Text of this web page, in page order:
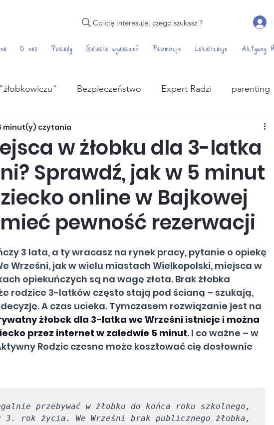
Co cię interesuje, czego szukasz ?
O nas Porady Galaria wydarzeń Promocje Lokalizacje Aktywny
Bezpieczeństwo Expert Radzi parenting
w żłobku dla 3-latka
Sprawdź, jak w 5 minut
online w Bajkowej
pewność rezerwacji
minut(y) czytania
3 lata, a ty wracasz na rynek pracy, pytanie o opiekę
Wrześni, jak w wielu miastach Wielkopolski, miejsca w
opiekuńczych są na wagę złota. Brak żłobka
rodzice 3-latków często stają pod ścianą – szukają,
A czas ucieka. Tymczasem rozwiązanie jest na
żłobek dla 3-latka we Wrześni istnieje i można
przez internet w zaledwie 5 minut. I co ważne – w
Rodzic czesne może kosztować cię dosłownie
przebywać w żłobku do końca roku szkolnego,
3. rok życia. We Wrześni brak publicznego żłobka,